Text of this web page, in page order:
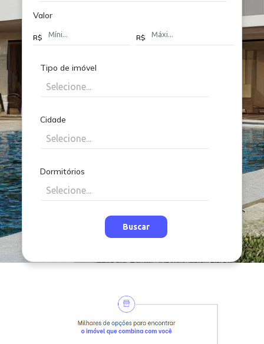
Valor
R$ R$
Tipo de imóvel
Cidade
Dormitórios
Buscar